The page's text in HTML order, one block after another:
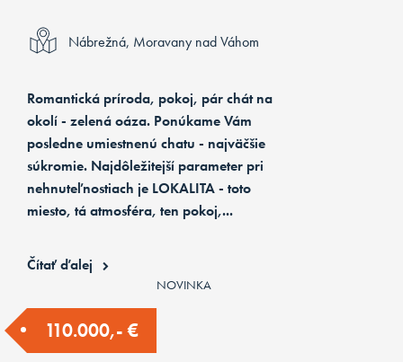
Nábrežná, Moravany nad Váhom
Romantická príroda, pokoj, pár chát na
okolí - zelená oáza. Ponúkame Vám
posledne umiestnenú chatu - najväčšie
súkromie. Najdôležitejší parameter pri
nehnuteľnostiach je LOKALITA - toto
miesto, tá atmosféra, ten pokoj,...
Čítať ďalej
110.000,- €
NOVINKA